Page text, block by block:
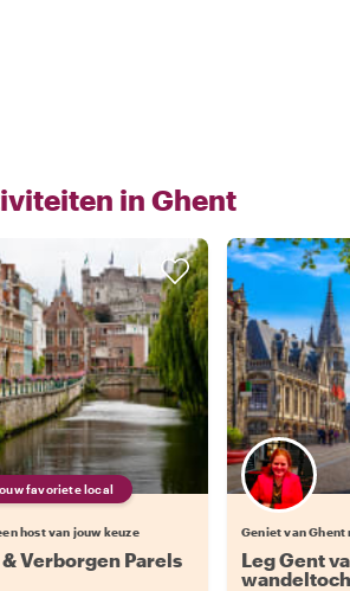
in Ghent
favoriete local
host van jouw keuze
Verborgen Parels
Geniet van Ghent
Leg Gent